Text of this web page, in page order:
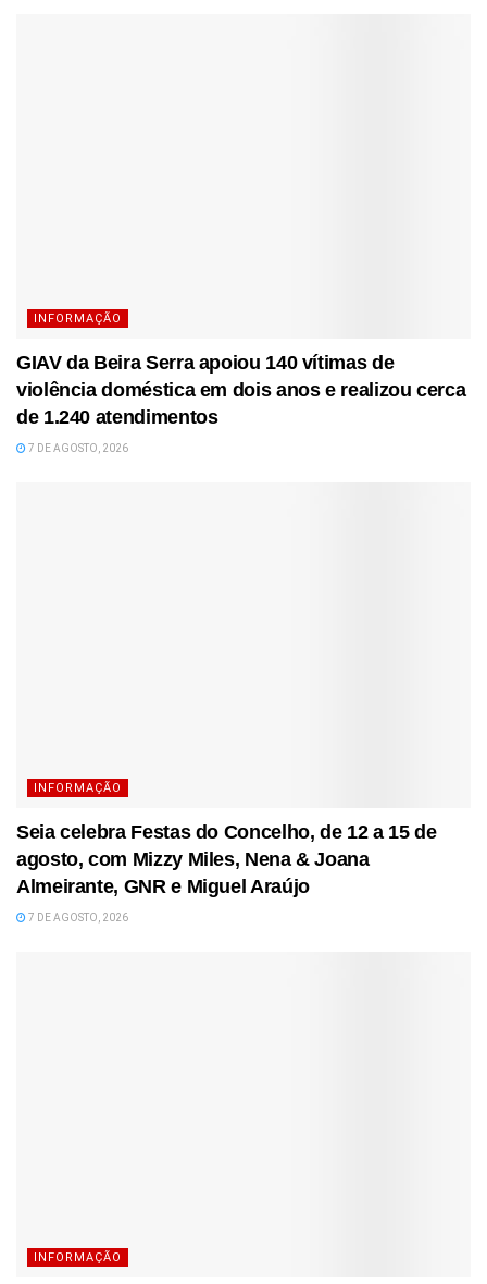
INFORMAÇÃO
GIAV da Beira Serra apoiou 140 vítimas de
violência doméstica em dois anos e realizou cerca
de 1.240 atendimentos
7 DE AGOSTO, 2026
INFORMAÇÃO
Seia celebra Festas do Concelho, de 12 a 15 de
agosto, com Mizzy Miles, Nena & Joana
Almeirante, GNR e Miguel Araújo
7 DE AGOSTO, 2026
INFORMAÇÃO